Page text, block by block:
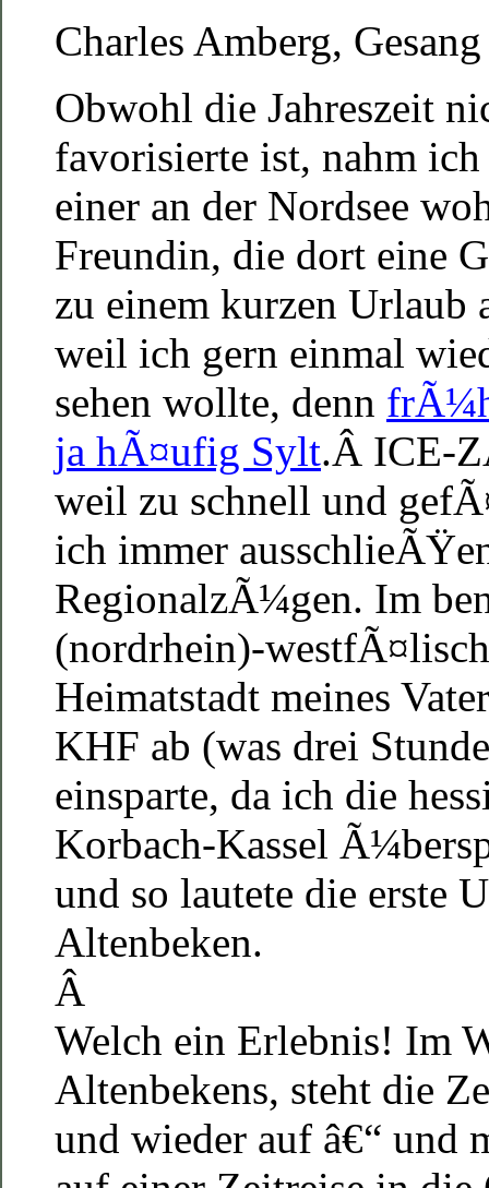
Charles Amberg,
Obwohl die Jahreszeit
favorisierte ist, nahm
einer an der Nordsee
Freundin, die dort eine
zu einem kurzen Urlaub
weil ich gern einmal
sehen wollte, denn
ja hÃ¤ufig Sylt.Â ICE-
weil zu schnell und
ich immer
RegionalzÃ¼gen. Im
(nordrhein)-
Heimatstadt meines
KHF ab (was drei
einsparte, da ich die
Korbach-Kassel
und so lautete die erste
Altenbeken.
Â
Welch ein Erlebnis! Im
Altenbekens, steht die
und wieder auf â€“ und